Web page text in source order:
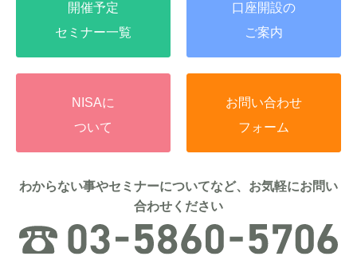
開催予定
セミナー一覧
口座開設の
ご案内
NISAに
ついて
お問い合わせ
フォーム
わからない事やセミナーについてなど、お気軽にお問い
合わせください